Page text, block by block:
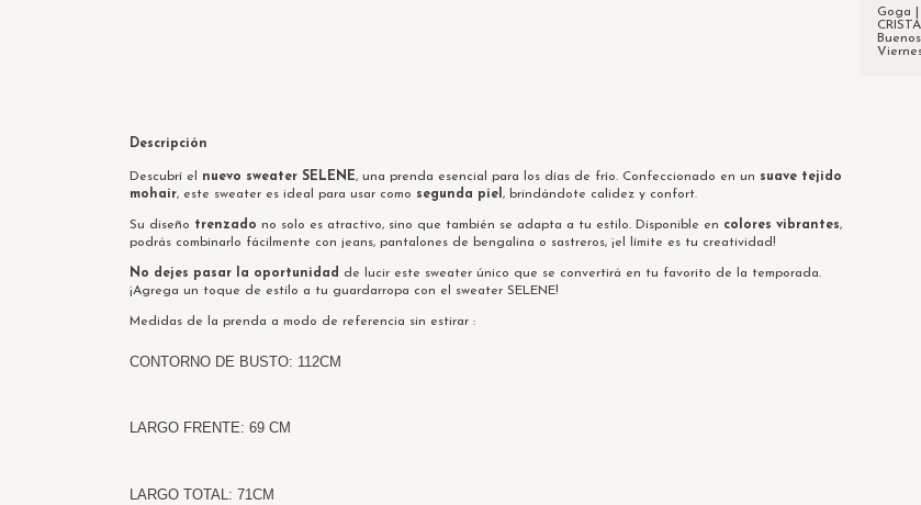
Goga
Descripción
Descubrí el nuevo sweater SELENE, una prenda esencial para los días de frío. Confeccionado en un suave tejido
mohair, este sweater es ideal para usar como segunda piel , brindándote calidez y confort.
Su diseño trenzado no solo es atractivo, sino que también se adapta a tu estilo. Disponible en colores vibrantes,
podrás combinarlo fácilmente con jeans, pantalones de bengalina o sastreros, ¡el límite es tu creatividad!
No dejes pasar la oportunidad de lucir este sweater único que se convertirá en tu favorito de la temporada.
¡Agrega un toque de estilo a tu guardarropa con el sweater SELENE!
Medidas de la prenda a modo de referencia sin estirar :
CONTORNO DE BUSTO: 112CM
LARGO FRENTE: 69 CM
LARGO TOTAL: 71CM